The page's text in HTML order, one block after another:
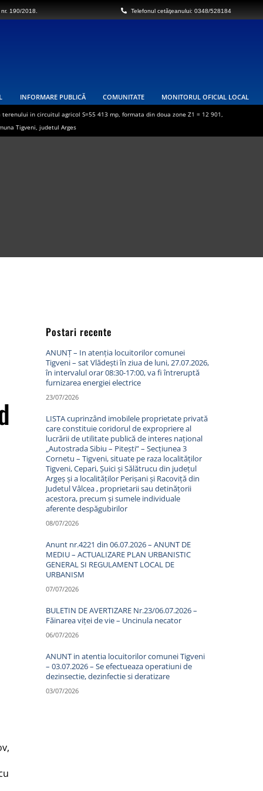
190/2018. Telefonul cetăţeanului: 0348/528184
INFORMARE PUBLICĂ COMUNITATE MONITORUL OFICIAL LOCAL
in circuitul agricol S=55 413 mp, formata din doua zone Z1 = 12 901,
Tigveni, judetul Arges
Postari recente
ANUNȚ – In atenția locuitorilor comunei
Tigveni – sat Vlădești în ziua de luni, 27.07.2026,
în intervalul orar 08:30-17:00, va fi întreruptă
furnizarea energiei electrice
23/07/2026
LISTA cuprinzând imobilele proprietate privată
care constituie coridorul de expropriere al
lucrării de utilitate publică de interes național
„Autostrada Sibiu – Pitești” – Secțiunea 3
Cornetu – Tigveni, situate pe raza localităților
Tigveni, Cepari, Șuici și Sălătrucu din județul
Argeș și a localităților Perișani și Racoviță din
Judetul Vâlcea , proprietarii sau detinățorii
acestora, precum și sumele individuale
aferente despăgubirilor
08/07/2026
Anunt nr.4221 din 06.07.2026 – ANUNT DE
MEDIU – ACTUALIZARE PLAN URBANISTIC
GENERAL SI REGULAMENT LOCAL DE
URBANISM
07/07/2026
BULETIN DE AVERTIZARE Nr.23/06.07.2026 –
Făinarea viței de vie – Uncinula necator
06/07/2026
ANUNT in atentia locuitorilor comunei Tigveni
– 03.07.2026 – Se efectueaza operatiuni de
dezinsectie, dezinfectie si deratizare
03/07/2026